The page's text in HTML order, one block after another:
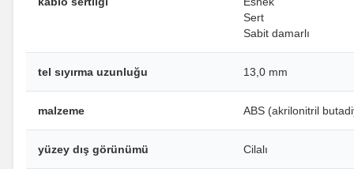
Sert
Sabit damarlı
tel sıyırma uzunluğu 13,0 mm
malzeme ABS (akrilonitril
yüzey dış görünümü Cilalı